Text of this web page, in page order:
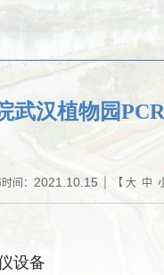
武汉植物园
间： 2021.10.15| 【 大 中
设备